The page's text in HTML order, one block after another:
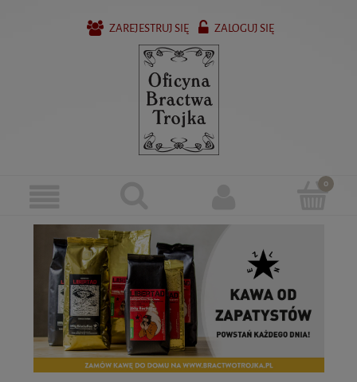
ZAREJESTRUJ SIĘ ZALOGUJ SIĘ